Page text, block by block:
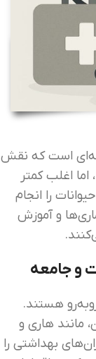
است که نقش
اغلب کمتر
را انجام
و آموزش
و جامعه
هستند.
مانند هاری و
بهداشتی را